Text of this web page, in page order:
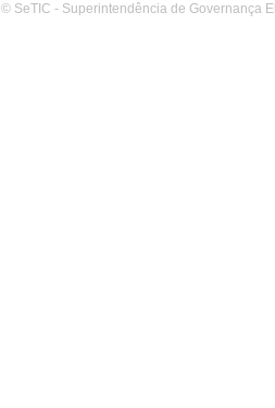
© SeTIC - Superintendência de Governança